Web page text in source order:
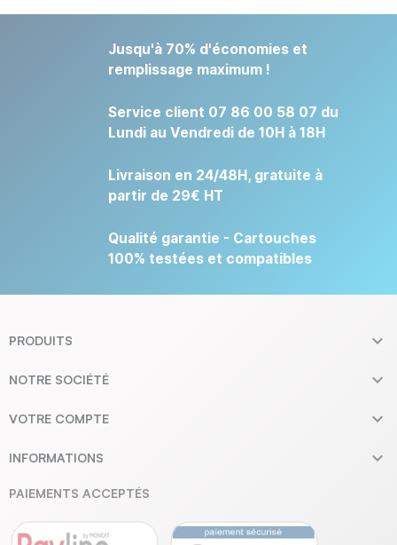
Jusqu'à 70% d'économies et
remplissage maximum !
Service client 07 86 00 58 07 du
Lundi au Vendredi de 10H à 18H
Livraison en 24/48H, gratuite à
partir de 29€ HT
Qualité garantie - Cartouches
100% testées et compatibles
PRODUITS 
NOTRE SOCIÉTÉ 
VOTRE COMPTE 
INFORMATIONS 
PAIEMENTS ACCEPTÉS